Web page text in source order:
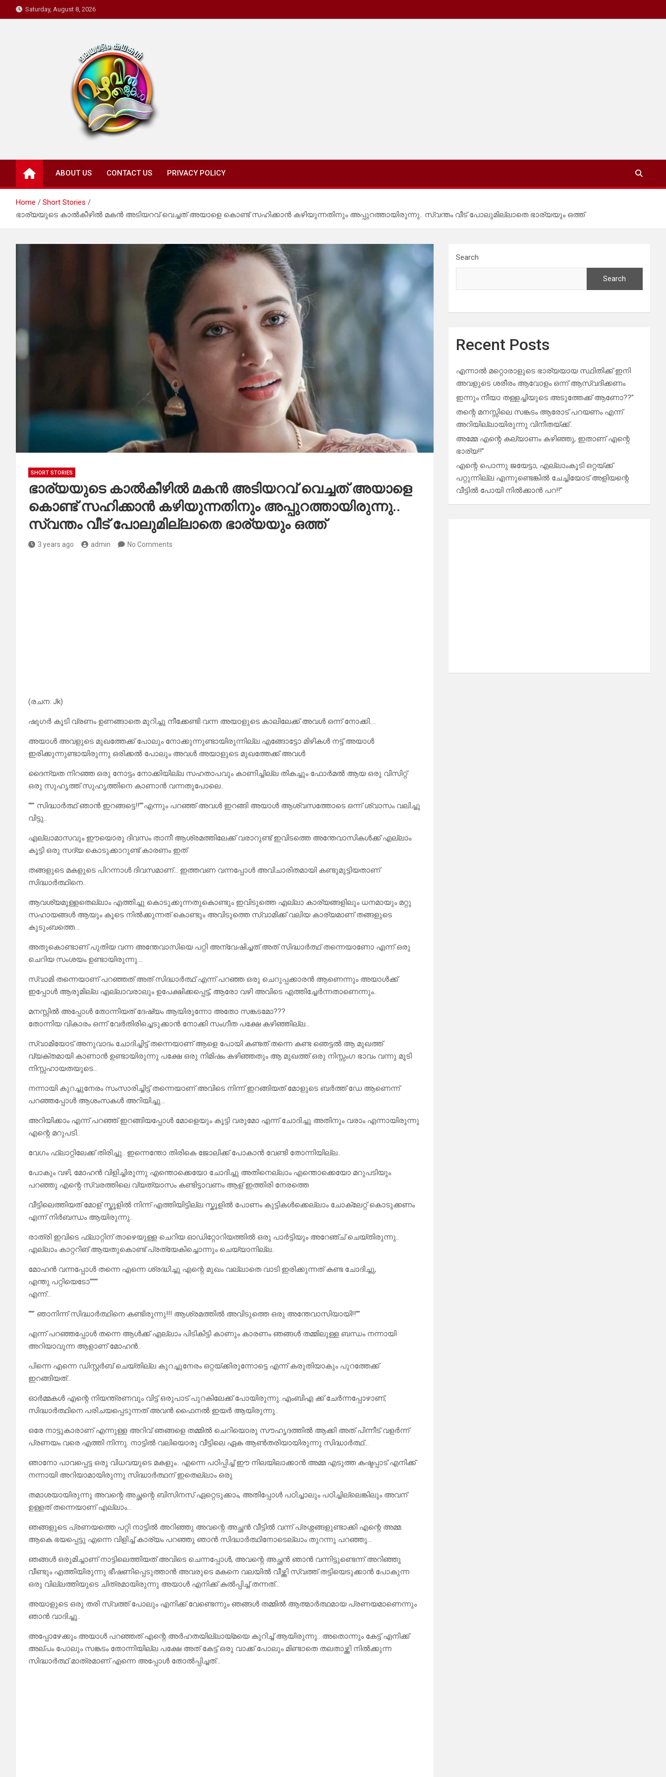
to
Saturday, August 8, 2026
Mazhavil Thalukal
ABOUT US CONTACT US PRIVACY POLICY
Home
Short Stories
ഭാര്യയുടെ കാൽകീഴിൽ മകൻ അടിയറവ് വെച്ചത് അയാളെ കൊണ്ട് സഹിക്കാൻ കഴിയുന്നതിനും അപ്പുറത്തായിരുന്നു.. സ്വന്തം വീട് പോലുമില്ലാതെ ഭാര്യയും ഒത്ത്
SHORT STORIES
ഭാര്യയുടെ കാൽകീഴിൽ മകൻ അടിയറവ് വെച്ചത് അയാളെ
കൊണ്ട് സഹിക്കാൻ കഴിയുന്നതിനും അപ്പുറത്തായിരുന്നു..
സ്വന്തം വീട് പോലുമില്ലാതെ ഭാര്യയും ഒത്ത്
3 years ago admin No Comments
(രചന: Jk)
ഷുഗർ കൂടി വ്രണം ഉണങ്ങാതെ മുറിച്ചു നീക്കേണ്ടി വന്ന അയാളുടെ കാലിലേക്ക് അവൾ ഒന്ന് നോക്കി….
അയാൾ അവളുടെ മുഖത്തേക്ക് പോലും നോക്കുന്നുണ്ടായിരുന്നില്ല എങ്ങോട്ടോ മിഴികൾ നട്ട് അയാൾ
ഇരിക്കുന്നുണ്ടായിരുന്നു ഒരിക്കൽ പോലും അവൾ അയാളുടെ മുഖത്തേക്ക് അവൾ
ദൈന്യത നിറഞ്ഞ ഒരു നോട്ടം നോക്കിയില്ല സഹതാപവും കാണിച്ചില്ല തികച്ചും ഫോർമൽ ആയ ഒരു വിസിറ്റ്
ഒരു സുഹൃത്ത് സുഹൃത്തിനെ കാണാൻ വന്നതുപോലെ..
“”” സിദ്ധാർത്ഥ് ഞാൻ ഇറങ്ങട്ടെ!!””എന്നും പറഞ്ഞ് അവൾ ഇറങ്ങി അയാൾ ആശ്വസത്തോടെ ഒന്ന് ശ്വാസം വലിച്ചു
വിട്ടു..
എല്ലാമാസവും ഈയൊരു ദിവസം താനീ ആശ്രമത്തിലേക്ക് വരാറുണ്ട് ഇവിടത്തെ അന്തേവാസികൾക്ക് എല്ലാം
കൂട്ടി ഒരു സദ്യ കൊടുക്കാറുണ്ട് കാരണം ഇത്
തങ്ങളുടെ മകളുടെ പിറന്നാൾ ദിവസമാണ്… ഇത്തവണ വന്നപ്പോൾ അവിചാരിതമായി കണ്ടുമുട്ടിയതാണ്
സിദ്ധാർത്ഥിനെ..
ആവശ്യമുള്ളതെല്ലാം എത്തിച്ചു കൊടുക്കുന്നതുകൊണ്ടും ഇവിടുത്തെ എല്ലാ കാര്യങ്ങളിലും ധനമായും മറ്റു
സഹായങ്ങൾ ആയും കൂടെ നിൽക്കുന്നത് കൊണ്ടും അവിടുത്തെ സ്വാമിക്ക് വലിയ കാര്യമാണ് തങ്ങളുടെ
കുടുംബത്തെ…
അതുകൊണ്ടാണ് പുതിയ വന്ന അന്തേവാസിയെ പറ്റി അന്വേഷിച്ചത് അത് സിദ്ധാർത്ഥ് തന്നെയാണോ എന്ന് ഒരു
ചെറിയ സംശയം ഉണ്ടായിരുന്നു….
സ്വാമി തന്നെയാണ് പറഞ്ഞത് അത് സിദ്ധാർത്ഥ് എന്ന് പറഞ്ഞ ഒരു ചെറുപ്പക്കാരൻ ആണെന്നും അയാൾക്ക്
ഇപ്പോൾ ആരുമില്ല എല്ലാവരാലും ഉപേക്ഷിക്കപ്പെട്ട്, ആരോ വഴി അവിടെ എത്തിച്ചേർന്നതാണെന്നും..
മനസ്സിൽ അപ്പോൾ തോന്നിയത് ദേഷ്യം ആയിരുന്നോ അതോ സങ്കടമോ???
തോന്നിയ വികാരം ഒന്ന് വേർതിരിച്ചെടുക്കാൻ നോക്കി സംഗീത പക്ഷേ കഴിഞ്ഞില്ല…
സ്വാമിയോട് അനുവാദം ചോദിച്ചിട്ട് തന്നെയാണ് ആളെ പോയി കണ്ടത് തന്നെ കണ്ട ഞെട്ടൽ ആ മുഖത്ത്
വ്യക്തമായി കാണാൻ ഉണ്ടായിരുന്നു പക്ഷേ ഒരു നിമിഷം കഴിഞ്ഞതും ആ മുഖത്ത് ഒരു നിസ്സംഗ ഭാവം വന്നു മൂടി
നിസ്സഹായതയുടെ…
നന്നായി കുറച്ചുനേരം സംസാരിച്ചിട്ട് തന്നെയാണ് അവിടെ നിന്ന് ഇറങ്ങിയത് മോളുടെ ബർത്ത് ഡേ ആണെന്ന്
പറഞ്ഞപ്പോൾ ആശംസകൾ അറിയിച്ചു…
അറിയിക്കാം എന്ന് പറഞ്ഞ് ഇറങ്ങിയപ്പോൾ മോളെയും കൂട്ടി വരുമോ എന്ന് ചോദിച്ചു അതിനും വരാം എന്നായിരുന്നു
എന്റെ മറുപടി..
വേഗം ഫ്ലാറ്റിലേക്ക് തിരിച്ചു.. ഇന്നെന്തോ തിരികെ ജോലിക്ക് പോകാൻ വേണ്ടി തോന്നിയില്ല..
പോകും വഴി, മോഹൻ വിളിച്ചിരുന്നു എന്തൊക്കെയോ ചോദിച്ചു അതിനെല്ലാം എന്തൊക്കെയോ മറുപടിയും
പറഞ്ഞു എന്റെ സ്വരത്തിലെ വ്യത്യാസം കണ്ടിട്ടാവണം ആള് ഇത്തിരി നേരത്തെ
വീട്ടിലെത്തിയത് മോള് സ്കൂളിൽ നിന്ന് എത്തിയിട്ടില്ല സ്കൂളിൽ പോണം കുട്ടികൾക്കെല്ലാം ചോക്ലേറ്റ് കൊടുക്കണം
എന്ന് നിർബന്ധം ആയിരുന്നു..
രാത്രി ഇവിടെ ഫ്ലാറ്റിന് താഴെയുള്ള ചെറിയ ഓഡിറ്റോറിയത്തിൽ ഒരു പാർട്ടിയും അറേഞ്ച് ചെയ്തിരുന്നു..
എല്ലാം കാറ്ററിങ് ആയതുകൊണ്ട് പ്രത്യേകിച്ചൊന്നും ചെയ്യാനില്ല..
മോഹൻ വന്നപ്പോൾ തന്നെ എന്നെ ശ്രദ്ധിച്ചു എന്റെ മുഖം വല്ലാതെ വാടി ഇരിക്കുന്നത് കണ്ട ചോദിച്ചു,
എന്തു പറ്റിയെടോ””””
എന്ന്…
“”” ഞാനിന്ന് സിദ്ധാർത്ഥിനെ കണ്ടിരുന്നു!!! ആശ്രമത്തിൽ അവിടുത്തെ ഒരു അന്തേവാസിയായി!!””
എന്ന് പറഞ്ഞപ്പോൾ തന്നെ ആൾക്ക് എല്ലാം പിടികിട്ടി കാണും കാരണം ഞങ്ങൾ തമ്മിലുള്ള ബന്ധം നന്നായി
അറിയാവുന്ന ആളാണ് മോഹൻ..
പിന്നെ എന്നെ ഡിസ്റ്റർബ് ചെയ്തില്ല കുറച്ചുനേരം ഒറ്റയ്ക്കിരുന്നോട്ടെ എന്ന് കരുതിയാകും പുറത്തേക്ക്
ഇറങ്ങിയത്…
ഓർമ്മകൾ എന്റെ നിയന്ത്രണവും വിട്ട് ഒരുപാട് പുറകിലേക്ക് പോയിരുന്നു..എംബിഎ ക്ക് ചേർന്നപ്പോഴാണ്,
സിദ്ധാർത്ഥിനെ പരിചയപ്പെടുന്നത് അവൻ ഫൈനൽ ഇയർ ആയിരുന്നു..
ഒരേ നാട്ടുകാരാണ് എന്നുള്ള അറിവ് ഞങ്ങളെ തമ്മിൽ ചെറിയൊരു സൗഹൃദത്തിൽ ആക്കി അത് പിന്നീട് വളർന്ന്
പ്രണയം വരെ എത്തി നിന്നു. നാട്ടിൽ വലിയൊരു വീട്ടിലെ ഏക ആൺതരിയായിരുന്നു സിദ്ധാർത്ഥ്…
ഞാനോ പാവപ്പെട്ട ഒരു വിധവയുടെ മകളും.. എന്നെ പഠിപ്പിച്ച് ഈ നിലയിലാക്കാൻ അമ്മ എടുത്ത കഷ്ടപ്പാട് എനിക്ക്
നന്നായി അറിയാമായിരുന്നു സിദ്ധാർത്ഥന് ഇതെല്ലാം ഒരു
തമാശയായിരുന്നു അവന്റെ അച്ഛന്റെ ബിസിനസ് ഏറ്റെടുക്കാം, അതിപ്പോൾ പഠിച്ചാലും പഠിച്ചില്ലെങ്കിലും അവന്
ഉള്ളത് തന്നെയാണ് എല്ലാം…
ഞങ്ങളുടെ പ്രണയത്തെ പറ്റി നാട്ടിൽ അറിഞ്ഞു അവന്റെ അച്ഛൻ വീട്ടിൽ വന്ന് പ്രശ്നങ്ങളുണ്ടാക്കി എന്റെ അമ്മ
ആകെ ഭയപ്പെട്ടു എന്നെ വിളിച്ച് കാര്യം പറഞ്ഞു ഞാൻ സിദ്ധാർത്ഥിനോടെല്ലാം തുറന്നു പറഞ്ഞു…
ഞങ്ങൾ ഒരുമിച്ചാണ് നാട്ടിലെത്തിയത് അവിടെ ചെന്നപ്പോൾ, അവന്റെ അച്ഛൻ ഞാൻ വന്നിട്ടുണ്ടെന്ന് അറിഞ്ഞു
വീണ്ടും എത്തിയിരുന്നു ഭീഷണിപ്പെടുത്താൻ അവരുടെ മകനെ വലയിൽ വീഴ്ത്തി സ്വത്ത് തട്ടിയെടുക്കാൻ പോകുന്ന
ഒരു വില്ലത്തിയുടെ ചിത്രമായിരുന്നു അയാൾ എനിക്ക് കൽപ്പിച്ച് തന്നത്…
അയാളുടെ ഒരു തരി സ്വത്ത് പോലും എനിക്ക് വേണ്ടെന്നും ഞങ്ങൾ തമ്മിൽ ആത്മാർത്ഥമായ പ്രണയമാണെന്നും
ഞാൻ വാദിച്ചു..
അപ്പോഴേക്കും അയാൾ പറഞ്ഞത് എന്റെ അർഹതയില്ലായ്മയെ കുറിച്ച് ആയിരുന്നു.. അതൊന്നും കേട്ട് എനിക്ക്
അല്പം പോലും സങ്കടം തോന്നിയില്ല പക്ഷേ അത് കേട്ട് ഒരു വാക്ക് പോലും മിണ്ടാതെ തലതാഴ്ത്തി നിൽക്കുന്ന
സിദ്ധാർത്ഥ് മാത്രമാണ് എന്നെ അപ്പോൾ തോൽപ്പിച്ചത്…
Search
Search
Recent Posts
എന്നാൽ മറ്റൊരാളുടെ ഭാര്യയായ സ്ഥിതിക്ക് ഇനി
അവളുടെ ശരീരം ആവോളം ഒന്ന് ആസ്വദിക്കണം
ഇന്നും നീയാ തള്ളച്ചിയുടെ അടുത്തേക്ക് ആണോ??”
തന്റെ മനസ്സിലെ സങ്കടം ആരോട് പറയണം എന്ന്
അറിയില്ലായിരുന്നു വിനീതയ്ക്ക്..
അമ്മേ എന്റെ കല്യാണം കഴിഞ്ഞു, ഇതാണ് എന്റെ
ഭാര്യ!!”
എന്റെ പൊന്നു ജയേട്ടാ, എല്ലാംകൂടി ഒറ്റയ്ക്ക്
പറ്റുന്നില്ല എന്നുണ്ടെങ്കിൽ ചേച്ചിയോട് അളിയന്റെ
വീട്ടിൽ പോയി നിൽക്കാൻ പറ!!”